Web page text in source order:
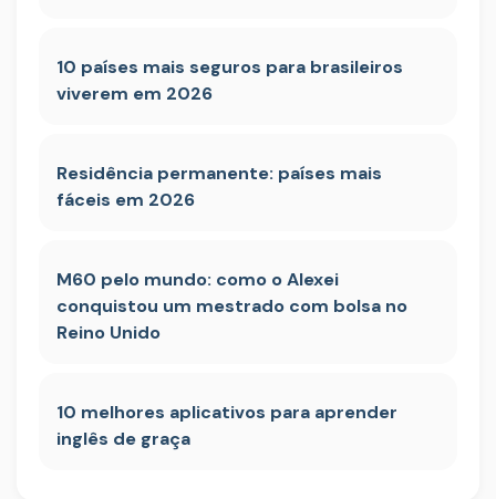
10 países mais seguros para brasileiros
viverem em 2026
Residência permanente: países mais
fáceis em 2026
M60 pelo mundo: como o Alexei
conquistou um mestrado com bolsa no
Reino Unido
10 melhores aplicativos para aprender
inglês de graça